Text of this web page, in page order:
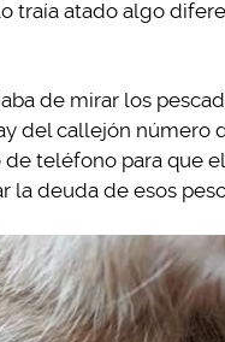
traía atado algo
de mirar los
del callejón número
teléfono para que
la deuda de esos